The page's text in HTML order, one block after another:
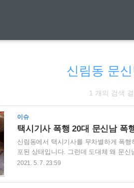
신림동 문
1 개의 검색
이슈
택시기사 폭행 20대 문신남 폭
신림동에서 택시기사를 무차별하게 폭
포된 상태입니다. 그런데 도대체 왜 문
폭행 이유 지난 7일 밤 10시쯤 서울 신림
를 키우고 있습니다. 그 이유는 바로 택
2021. 5. 7. 23:59